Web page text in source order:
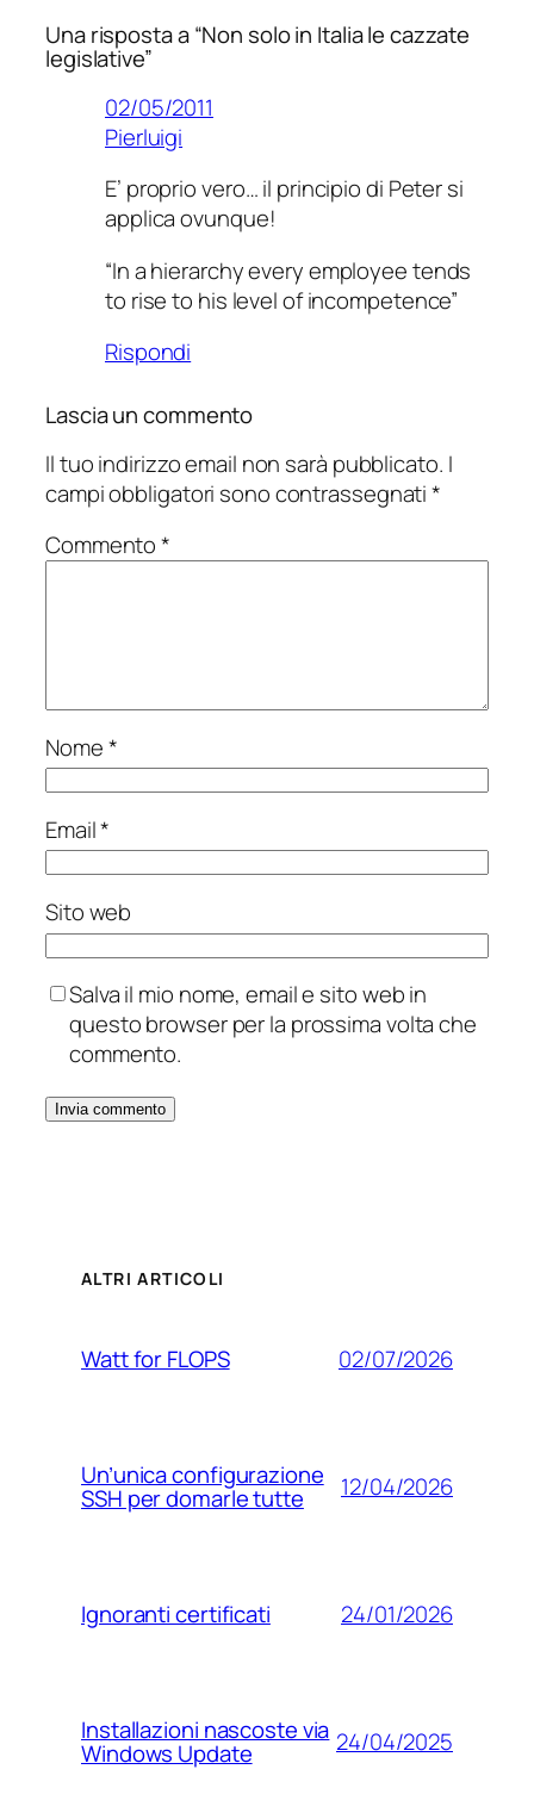
Una risposta a “Non solo in Italia le cazzate
legislative”
02/05/2011
Pierluigi
E’ proprio vero… il principio di Peter si
applica ovunque!
“In a hierarchy every employee tends
to rise to his level of incompetence”
Rispondi
Lascia un commento
Il tuo indirizzo email non sarà pubblicato. I
campi obbligatori sono contrassegnati*
Commento*
Nome*
Email*
Sito web
Salva il mio nome, email e sito web in
questo browser per la prossima volta che
commento.
ALTRI ARTICOLI
Watt for FLOPS 02/07/2026
Un’unica configurazione
SSH per domarle tutte 12/04/2026
Ignoranti certificati 24/01/2026
Installazioni nascoste via
Windows Update 24/04/2025